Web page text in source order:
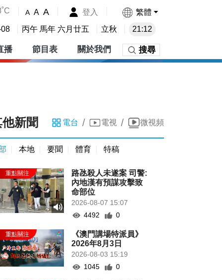
A A A 登入 繁體
丙午 馬年 六月廿五 立秋 21:12
播 節目表 關於我們 搜尋
新聞 電台 / 電視 / 微視頻
本地 要聞 體育 特稿
路氹殺人未遂案 司警:
內地漢有預謀攻擊致
命部位
2026-08-07 15:07
4492
0
《澳門講場特派員》
2026年8月3日
2026-08-03 15:19
1045
0